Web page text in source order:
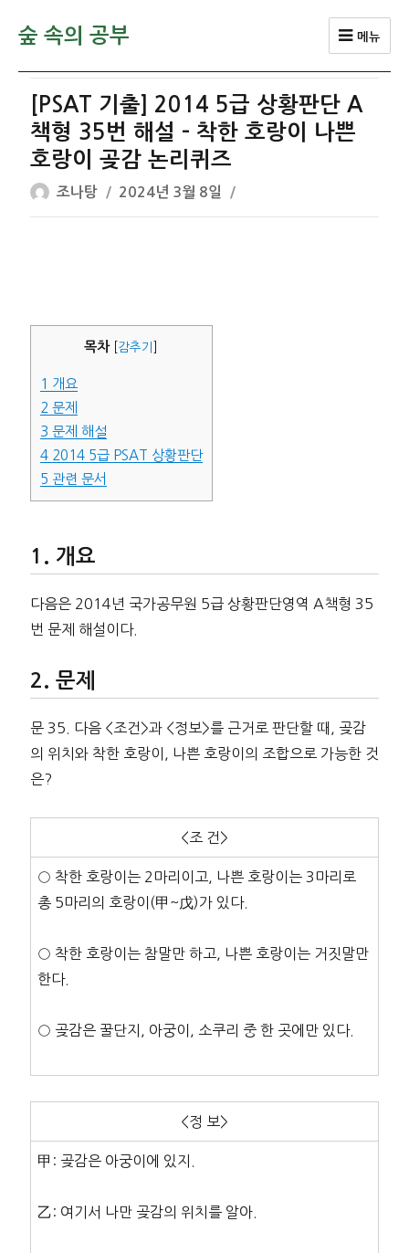
숲 속의 공부 메뉴
[PSAT 기출] 2014 5급 상황판단 A
책형 35번 해설 – 착한 호랑이 나쁜
호랑이 곶감 논리퀴즈
글
쓴
조나탕
작
성
2024년 3월 8일
목차 감추기
1 개요
2 문제
3 문제 해설
42014 5급 PSAT 상황판단
5 관련 문서
개요
다음은 2014년 국가공무원 5급 상황판단영역 A책형 35
번 문제 해설이다.
문제
문 35. 다음 <조건>과 <정보>를 근거로 판단할 때, 곶감
의 위치와 착한 호랑이, 나쁜 호랑이의 조합으로 가능한 것
은?
<조 건>
○ 착한 호랑이는 2마리이고, 나쁜 호랑이는 3마리로
총 5마리의 호랑이(甲~戊)가 있다.
○ 착한 호랑이는 참말만 하고, 나쁜 호랑이는 거짓말만
한다.
○ 곶감은 꿀단지, 아궁이, 소쿠리 중 한 곳에만 있다.
<정 보>
甲: 곶감은 아궁이에 있지.
乙: 여기서 나만 곶감의 위치를 알아.